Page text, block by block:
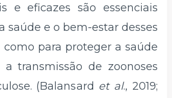
e eficazes são essenciais
saúde e o bem-estar desses
como para proteger a saúde
transmissão de zoonoses
(Balansard et al., 2019;